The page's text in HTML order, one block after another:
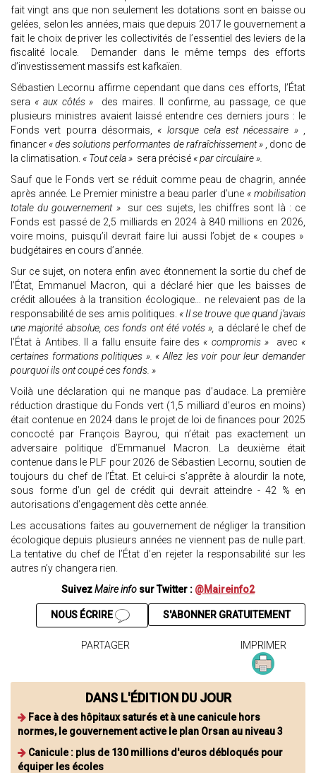
fait vingt ans que non seulement les dotations sont en baisse ou
gelées, selon les années, mais que depuis 2017 le gouvernement a
fait le choix de priver les collectivités de l’essentiel des leviers de la
fiscalité locale. Demander dans le même temps des efforts
d’investissement massifs est kafkaïen.
Sébastien Lecornu affirme cependant que dans ces efforts, l’État
sera « aux côtés »
des maires. Il confirme, au passage, ce que
plusieurs ministres avaient laissé entendre ces derniers jours : le
Fonds vert pourra désormais, « lorsque cela est nécessaire » ,
financer « des solutions performantes de rafraîchissement » , donc de
la climatisation. « Tout cela » sera précisé « par circulaire ».
Sauf que le Fonds vert se réduit comme peau de chagrin, année
après année. Le Premier ministre a beau parler d’une « mobilisation
totale du gouvernement » sur ces sujets, les chiffres sont là : ce
Fonds est passé de 2,5 milliards en 2024 à 840 millions en 2026,
voire moins, puisqu’il devrait faire lui aussi l’objet de « coupes »
budgétaires en cours d’année.
Sur ce sujet, on notera enfin avec étonnement la sortie du chef de
l’État, Emmanuel Macron, qui a déclaré hier que les baisses de
crédit allouées à la transition écologique… ne relevaient pas de la
responsabilité de ses amis politiques. « Il se trouve que quand j’avais
une majorité absolue, ces fonds ont été votés », a déclaré le chef de
l’État à Antibes. Il a fallu ensuite faire des « compromis » avec «
certaines formations politiques ». « Allez les voir pour leur demander
pourquoi ils ont coupé ces fonds. »
Voilà une déclaration qui ne manque pas d’audace. La première
réduction drastique du Fonds vert (1,5 milliard d’euros en moins)
était contenue en 2024 dans le projet de loi de finances pour 2025
concocté par François Bayrou, qui n’était pas exactement un
adversaire politique d’Emmanuel Macron. La deuxième était
contenue dans le PLF pour 2026 de Sébastien Lecornu, soutien de
toujours du chef de l’État. Et celui-ci s’apprête à alourdir la note,
sous forme d’un gel de crédit qui devrait atteindre - 42 % en
autorisations d’engagement dès cette année.
Les accusations faites au gouvernement de négliger la transition
écologique depuis plusieurs années ne viennent pas de nulle part.
La tentative du chef de l’État d’en rejeter la responsabilité sur les
autres n’y changera rien.
SuivezMaire info sur Twitter : @Maireinfo2
S'ABONNER GRATUITEMENT
NOUS ÉCRIRE
PARTAGER IMPRIMER
DANS L'ÉDITION DU JOUR
Face à des hôpitaux saturés et à une canicule hors
normes, le gouvernement active le plan Orsan au niveau 3
Canicule : plus de 130 millions d'euros débloqués pour
équiper les écoles